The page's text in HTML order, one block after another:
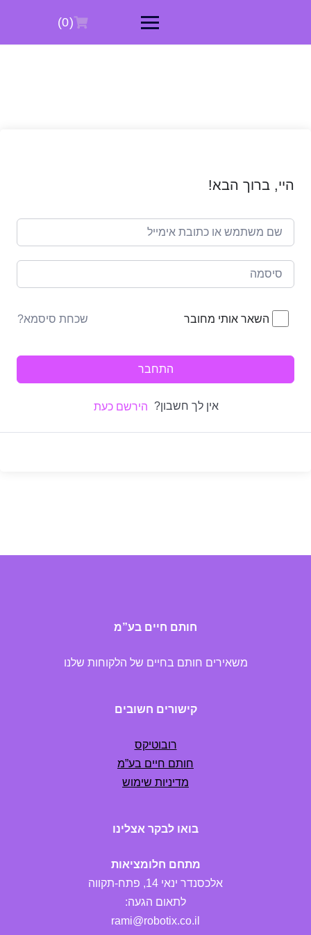
(0)
היי, ברוך הבא!
השאר אותי מחובר שכחת סיסמא?
התחבר
אין לך חשבון? הירשם כעת
חותם חיים בע”מ
משאירים חותם בחיים של הלקוחות שלנו
קישורים חשובים
רובוטיקס
חותם חיים בע”מ
מדיניות שימוש
בואו לבקר אצלינו
מתחם חלומציאות
אלכסנדר ינאי 14, פתח-תקווה
לתאום הגעה:
rami@robotix.co.il